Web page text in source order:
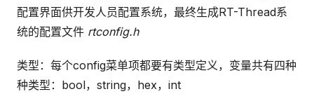
配置界面供开发人员配置系统，最终生成RT-Thread系
统的配置文件 rtconfig.h
类型：每个config菜单项都要有类型定义，变量共有四种
种类型：bool，string，hex，int